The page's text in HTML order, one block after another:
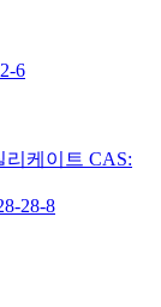
6
케이트 CAS:
28-8